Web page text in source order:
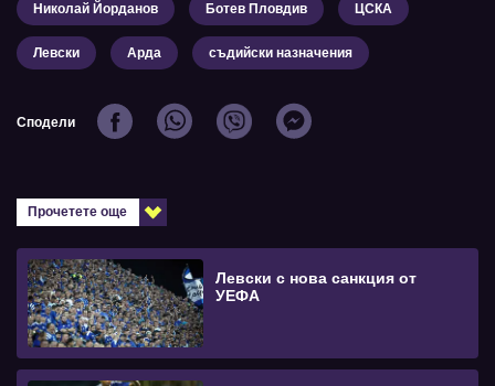
Николай Йорданов Ботев Пловдив ЦСКА
Левски Арда съдийски назначения
Сподели
Прочетете още
Левски с нова санкция от
УЕФА